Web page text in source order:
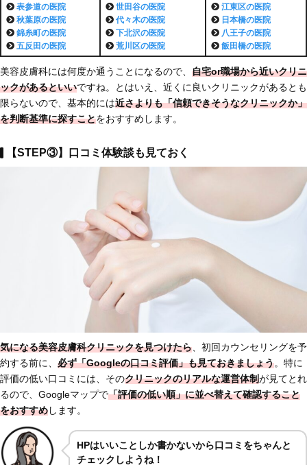
表参道の医院
秋葉原の医院
錦糸町の医院
五反田の医院
世田谷の医院
代々木の医院
下北沢の医院
荒川区の医院
江東区の医院
日本橋の医院
八王子の医院
飯田橋の医院
美容皮膚科には何度か通うことになるので、 自宅or職場から近いクリニ
ックがあるといいですね。とはいえ、近くに良いクリニックがあるとも
限らないので、基本的には近さよりも「信頼できそうなクリニックか」
を判断基準に探すことをおすすめします。
【STEP③】口コミ体験談も見ておく
気になる美容皮膚科クリニックを見つけたら 、初回カウンセリングを予
約する前に、 必ず「Googleの口コミ評価」も見ておきましょう。特に
評価の低い口コミには、そのクリニックのリアルな運営体制が見てとれ
るので、Googleマップで「評価の低い順」に並べ替えて確認すること
をおすすめします。
HPはいいことしか書かないから口コミをちゃんと
チェックしようね！